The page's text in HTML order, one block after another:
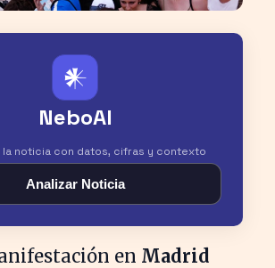
𒀭
NeboAI
la noticia con datos, cifras y contexto
Analizar Noticia
en Madrid